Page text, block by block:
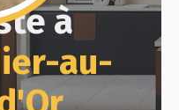
à
au-